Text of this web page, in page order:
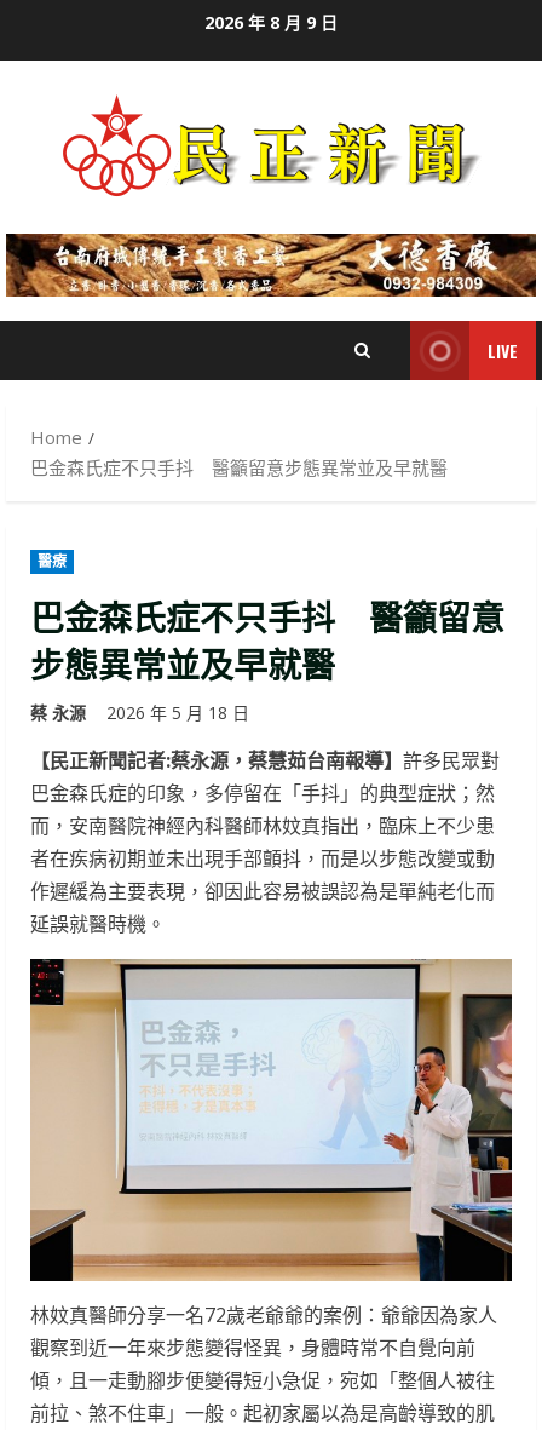
2026 年 8 月 9 日
LIVE
Home
巴金森氏症不只手抖 醫籲留意步態異常並及早就醫
醫療
巴金森氏症不只手抖 醫籲留意
步態異常並及早就醫
蔡 永源 2026 年 5 月 18 日
【民正新聞記者:蔡永源，蔡慧茹台南報導】 許多民眾對
巴金森氏症的印象，多停留在「手抖」的典型症狀；然
而，安南醫院神經內科醫師林妏真指出，臨床上不少患
者在疾病初期並未出現手部顫抖，而是以步態改變或動
作遲緩為主要表現，卻因此容易被誤認為是單純老化而
延誤就醫時機。
林妏真醫師分享一名72歲老爺爺的案例：爺爺因為家人
觀察到近一年來步態變得怪異，身體時常不自覺向前
傾，且一走動腳步便變得短小急促，宛如「整個人被往
前拉、煞不住車」一般。起初家屬以為是高齡導致的肌